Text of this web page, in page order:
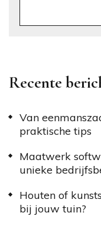
Recente
Van
praktische tips
Maatwerk
unieke
Houten of
bij jouw tuin?